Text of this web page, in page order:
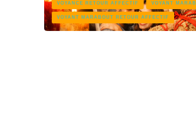
VOYANCE RETOUR AFFECTIF VOYANT
VOYANT MARABOUT RETOUR AFFECTIF